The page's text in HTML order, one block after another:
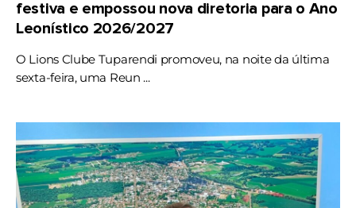
festiva e empossou nova diretoria para o Ano
Leonístico 2026/2027
O Lions Clube Tuparendi promoveu, na noite da última
sexta-feira, uma Reun ...